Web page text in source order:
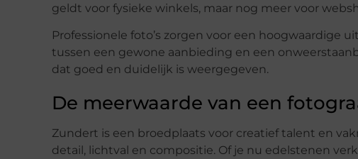
geldt voor fysieke winkels, maar nog meer voor
Professionele foto’s zorgen voor een hoogwaardige
tussen een gewone aanbieding en een
dat goed en duidelijk is weergegeven.
De meerwaarde van een
Zundert is een broedplaats voor creatief talent en
detail, lichtval en compositie. Of je nu edelstenen